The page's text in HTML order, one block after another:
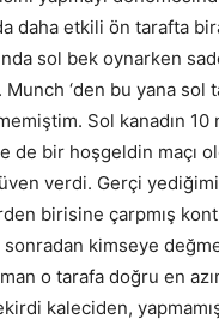
daha etkili ön tarafta
sol bek oynarken
‘den bu yana sol
Sol kanadın 10
de bir hoşgeldin maçı
verdi. Gerçi
birisine çarpmış
kimseye
o tarafa doğru en
kaleciden,